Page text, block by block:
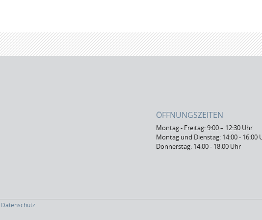
ÖFFNUNGSZEITEN
Montag - Freitag: 9:00 – 12:30 Uhr
Montag und Dienstag: 14:00 - 16:00
Donnerstag: 14:00 - 18:00 Uhr
Datenschutz